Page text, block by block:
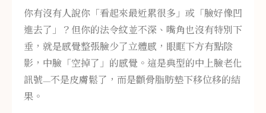
你有沒有人說你「看起來最近累很多」或「臉好像凹
進去了」？但你的法令紋並不深、嘴角也沒有特別下
垂，就是感覺整張臉少了立體感，眼眶下方有點陰
影，中臉「空掉了」的感覺。這是典型的中上臉老化
訊號—不是皮膚鬆了，而是顴骨脂肪墊下移位移的結
果。